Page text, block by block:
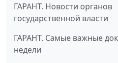
ГАРАНТ. Новости органов
государственной власти
ГАРАНТ. Самые важные
недели